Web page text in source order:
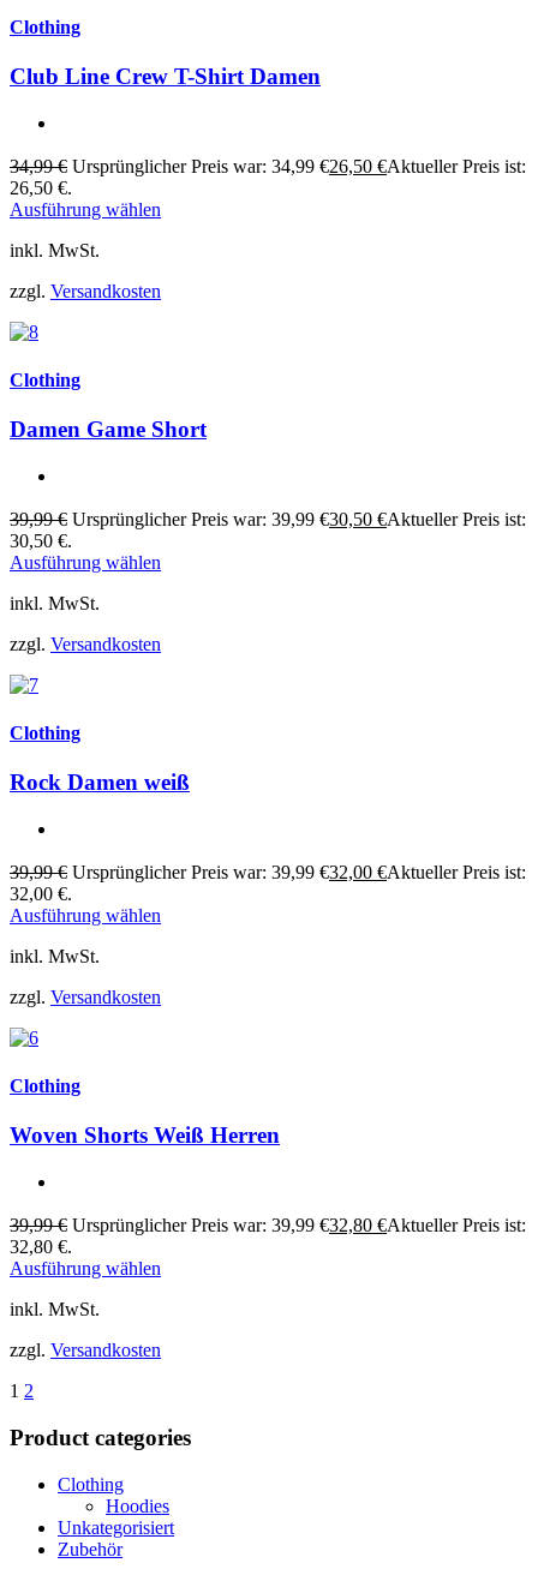
Clothing
Club Line Crew T-Shirt Damen
34,99€ Ursprünglicher Preis war: 34,99 €26,50 €Aktueller Preis ist:
26,50 €.
Ausführung wählen
inkl. MwSt.
zzgl. Versandkosten
Clothing
Damen Game Short
39,99€ Ursprünglicher Preis war: 39,99 €30,50 €Aktueller Preis ist:
30,50 €.
Ausführung wählen
inkl. MwSt.
zzgl. Versandkosten
Clothing
Rock Damen weiß
39,99€ Ursprünglicher Preis war: 39,99 €32,00 €Aktueller Preis ist:
32,00 €.
Ausführung wählen
inkl. MwSt.
zzgl. Versandkosten
Clothing
Woven Shorts Weiß Herren
39,99€ Ursprünglicher Preis war: 39,99 €32,80 €Aktueller Preis ist:
32,80 €.
Ausführung wählen
inkl. MwSt.
zzgl. Versandkosten
1 2
Product categories
Clothing
Hoodies
Unkategorisiert
Zubehör